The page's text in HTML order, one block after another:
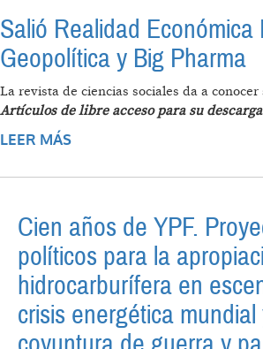
Salió Realidad Económica
Geopolítica y Big Pharma
La revista de ciencias sociales da a
Artículos de libre acceso para su
LEER MÁS
Cien años de YPF.
políticos para la
hidrocarburífera en
crisis energética mundial